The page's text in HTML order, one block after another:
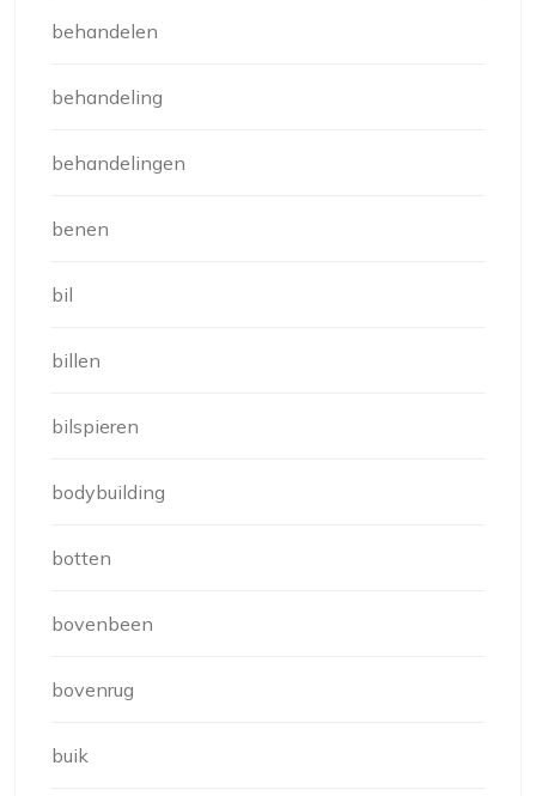
behandelen
behandeling
behandelingen
benen
bil
billen
bilspieren
bodybuilding
botten
bovenbeen
bovenrug
buik